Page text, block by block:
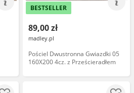
BESTSELLER
89,00 zł
madley.pl
Pościel Dwustronna Gwiazdki 05
160X200 4cz. z Prześcieradłem